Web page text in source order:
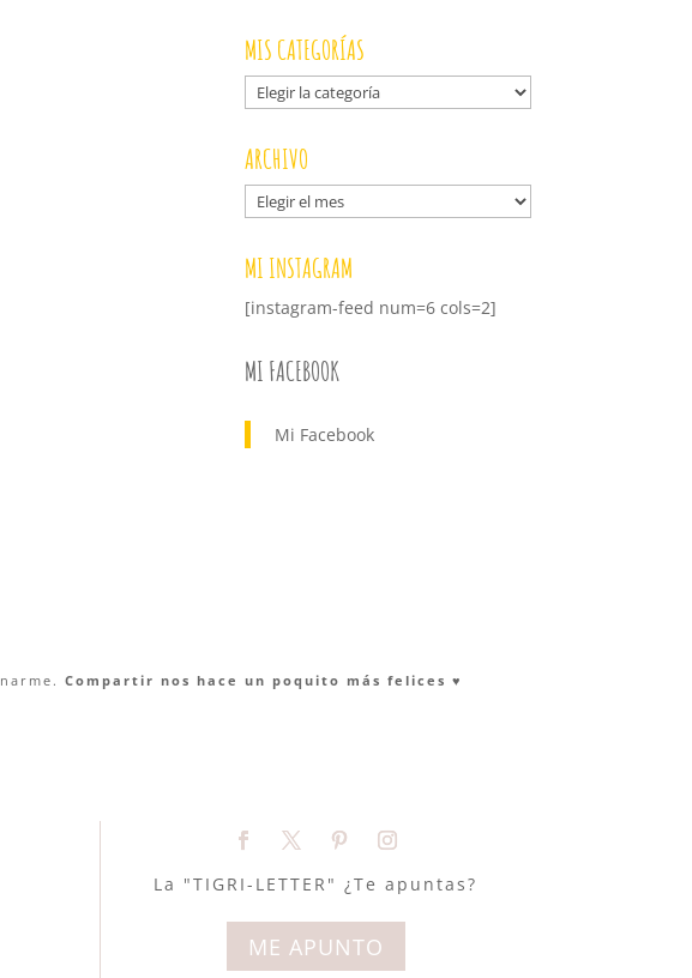
MIS CATEGORÍAS
Mis
categorías
ARCHIVO
Archivo
MI INSTAGRAM
[instagram-feed num=6 cols=2]
MI FACEBOOK
Mi Facebook
Compartir nos hace un poquito más felices ♥︎
La "TIGRI-LETTER" ¿Te apuntas?
ME APUNTO